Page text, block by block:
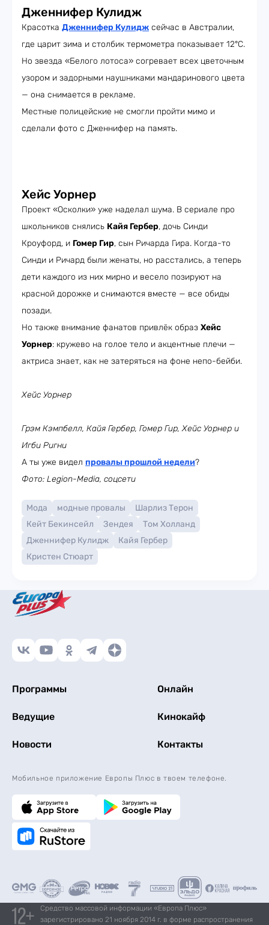
Дженнифер Кулидж
Красотка Дженнифер Кулидж сейчас в Австралии,
где царит зима и столбик термометра показывает 12°C.
Но звезда «Белого лотоса» согревает всех цветочным
узором и задорными наушниками мандаринового цвета
— она снимается в рекламе.
Местные полицейские не смогли пройти мимо и
сделали фото с Дженнифер на память.
Хейс Уорнер
Проект «Осколки» уже наделал шума. В сериале про
школьников снялись Кайя Гербер, дочь Синди
Кроуфорд, и Гомер Гир, сын Ричарда Гира. Когда-то
Синди и Ричард были женаты, но расстались, а теперь
дети каждого из них мирно и весело позируют на
красной дорожке и снимаются вместе — все обиды
позади.
Но также внимание фанатов привлёк образ Хейс
Уорнер: кружево на голое тело и акцентные плечи —
актриса знает, как не затеряться на фоне непо-бейби.
Хейс Уорнер
Грэм Кэмпбелл, Кайя Гербер, Гомер Гир, Хейс Уорнер и
Игби Ригни
А ты уже видел провалы прошлой недели?
Фото: Legion-Media, соцсети
Мода модные провалы
Шарлиз Терон
Кейт Бекинсейл
Зендея
Том Холланд
Дженнифер Кулидж
Кайя Гербер
Кристен Стюарт
Программы Онлайн
Ведущие Кинокайф
Новости Контакты
Мобильное приложение Европы Плюс в твоем телефоне.
Средство массовой информации «Европа Плюс»
зарегистрировано 21 ноября 2014 г. в форме распространения